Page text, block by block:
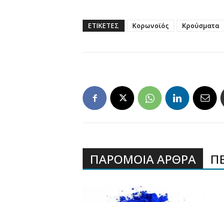
ΕΤΙΚΕΤΕΣ Κορωνοϊός Κρούσματα
ΠΑΡΟΜΟΙΑ ΑΡΘΡΑ